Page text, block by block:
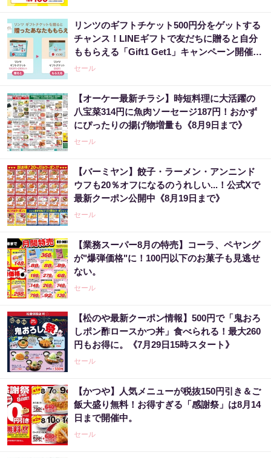
リンツのギフトチケット500円分をゲットする
チャンス！LINEギフトで友だちに贈ると自分
ももらえる「Gift1 Get1」キャンペーン開催
中。
セール
【オーケー最新チラシ】時短料理に大活躍の
八宝菜314円に魚肉ソーセージ187円！おかず
にぴったりの揚げ物増量も《8月9日まで》
セール
【バーミヤン】餃子・ラーメン・アンニンド
ウフも20％オフになるのうれしい...！公式Xで
最新クーポン公開中《8月19日まで》
セール
【業務スーパー8月の特売】コーラ、ペヤング
が"爆弾価格"に！100円以下のお菓子も見逃せ
ない。
セール
【松のや最新クーポン情報】500円で「鬼おろ
しポン酢ロースかつ丼」食べられる！最大260
円もお得に。《7月29日15時スタート》
セール
【かつや】人気メニューが税抜150円引き＆ご
飯大盛り無料！お得すぎる「感謝祭」は8月14
日まで開催中。
セール